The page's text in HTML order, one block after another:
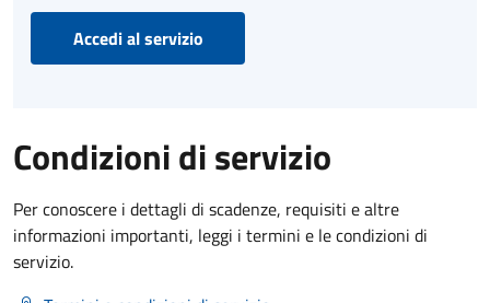
Accedi al servizio
Condizioni di servizio
Per conoscere i dettagli di scadenze, requisiti e altre
informazioni importanti, leggi i termini e le condizioni di
servizio.